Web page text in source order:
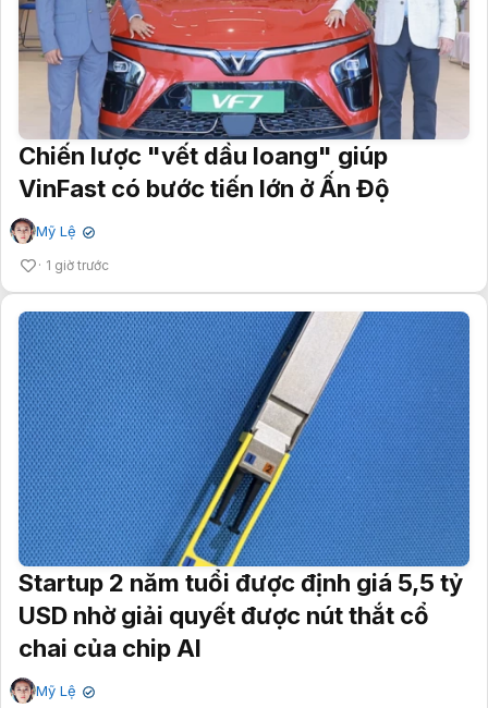
Chiến lược "vết dầu loang" giúp
VinFast có bước tiến lớn ở Ấn Độ
Mỹ Lệ ✔
1 giờ trước
Startup 2 năm tuổi được định giá 5,5 tỷ
USD nhờ giải quyết được nút thắt cổ
chai của chip AI
Mỹ Lệ ✔